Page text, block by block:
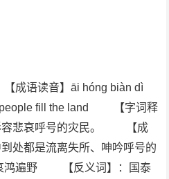
成语读音】āi hóng biàn dì
fill the land 【字词释
容悲哀呼号的灾民。 【成
处都是流离失所、呻吟呼号的
遍野 【反义词】：国泰